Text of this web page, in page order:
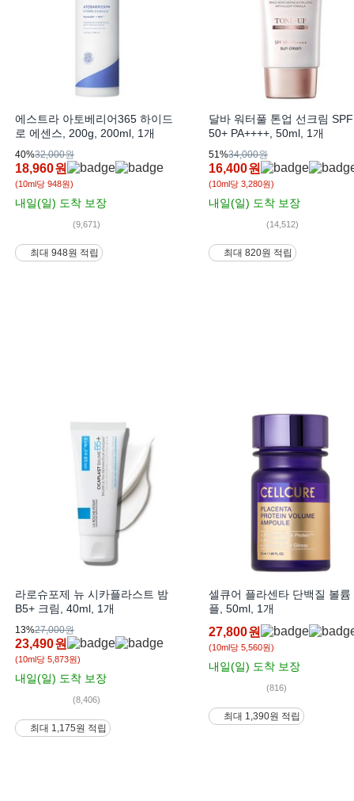
에스트라 아토베리어365 하이드
로 에센스, 200g, 200ml, 1개
40%32,000원
18,960원
(10ml당 948원)
내일(일) 도착 보장
(9,671)
최대 948원 적립
달바 워터풀 톤업 선크림 SPF
50+ PA++++, 50ml, 1개
51%34,000원
16,400원
(10ml당 3,280원)
내일(일) 도착 보장
(14,512)
최대 820원 적립
라로슈포제 뉴 시카플라스트 밤
B5+ 크림, 40ml, 1개
13%27,000원
23,490원
(10ml당 5,873원)
내일(일) 도착 보장
(8,406)
최대 1,175원 적립
셀큐어 플라센타 단백질 볼륨
플, 50ml, 1개
27,800원
(10ml당 5,560원)
내일(일) 도착 보장
(816)
최대 1,390원 적립